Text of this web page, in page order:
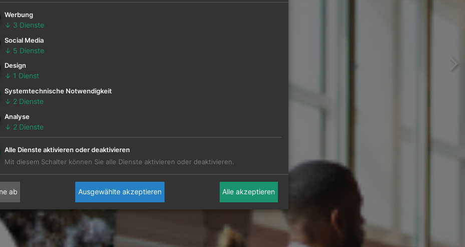
Werbung
↓ 3 Dienste
Social Media
↓ 5 Dienste
Design
↓ 1 Dienst
Systemtechnische Notwendigkeit
↓ 2 Dienste
Analyse
↓ 2 Dienste
Alle Dienste aktivieren oder deaktivieren
Mit diesem Schalter können Sie alle Dienste aktivieren oder deaktivieren.
ab Ausgewählte akzeptieren Alle akzeptieren